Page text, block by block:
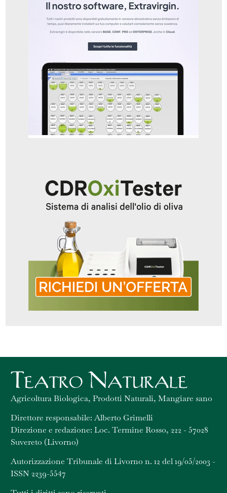
Agricoltura Biologica, Prodotti Naturali, Mangiare sano
Direttore responsabile: Alberto Grimelli
Direzione e redazione: Loc. Termine Rosso, 222 - 57028
Suvereto (Livorno)
Autorizzazione Tribunale di Livorno n. 12 del 19/05/2003 -
ISSN 2239-5547